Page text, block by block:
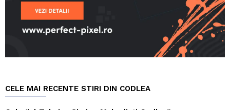
CELE MAI RECENTE STIRI DIN CODLEA